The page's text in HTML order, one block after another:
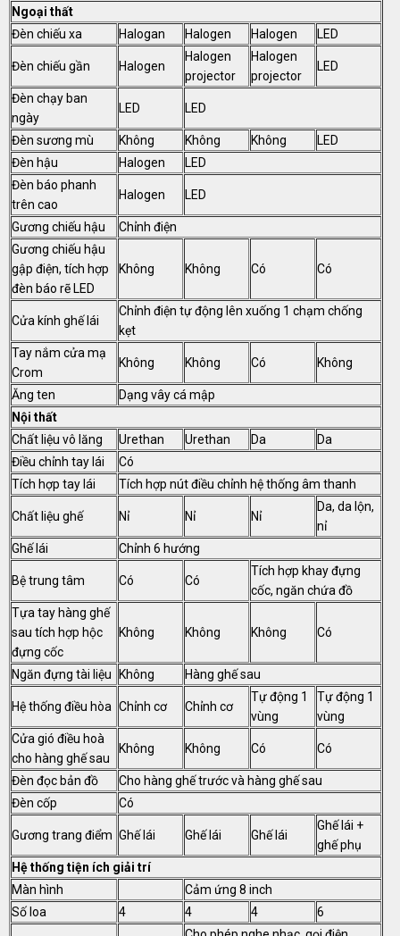
Ngoại thất
Đèn chiếu xa
Halogan Halogen Halogen LED
Đèn chiếu gần Halogen
Halogen
projector
Halogen
projector
LED
Đèn chạy ban
ngày
LED LED
Đèn sương mù Không Không Không
LED
Đèn hậu
Halogen
LED
Đèn báo phanh
trên cao
Halogen LED
Gương chiếu hậu
Chỉnh điện
Gương chiếu hậu
gập điện, tích hợp
đèn báo rẽ LED
Không Không Có Có
Cửa kính ghế lái
Chỉnh điện tự động lên xuống 1 chạm chống
kẹt
Tay nắm cửa mạ
Crom
Không Không Có Không
Ăng ten
Dạng vây cá mập
Nội thất
Chất liệu vô lăng
Urethan Urethan Da
Da
Điều chỉnh tay lái
Có
Tích hợp tay lái
Tích hợp nút điều chỉnh hệ thống âm thanh
Chất liệu ghế Nỉ Nỉ Nỉ
Da, da lộn,
nỉ
Ghế lái
Chỉnh 6 hướng
Bệ trung tâm Có Có
Tích hợp khay đựng
cốc, ngăn chứa đồ
Tựa tay hàng ghế
sau tích hợp hộc
đựng cốc
Không Không Không Có
Ngăn đựng tài liệu Không Hàng ghế sau
Hệ thống điều hòa Chỉnh cơ Chỉnh cơ
Tự động 1
vùng
Tự động 1
vùng
Cửa gió điều hoà
cho hàng ghế sau
Không Không Có Có
Đèn đọc bản đồ
Cho hàng ghế trước và hàng ghế sau
Đèn cốp
Có
Gương trang điểm Ghế lái Ghế lái Ghế lái
Ghế lái +
ghế phụ
Hệ thống tiện ích giải trí
Màn hình
Cảm ứng 8 inch
Số loa
4 4 4
6